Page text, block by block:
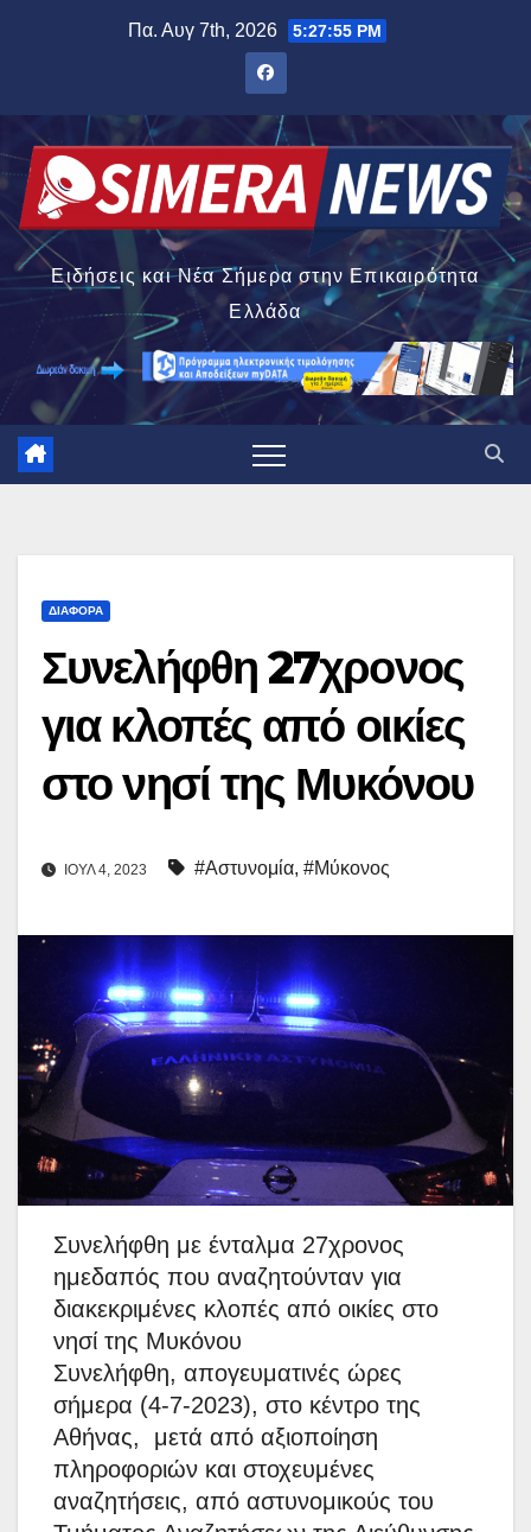
Πα. Αυγ 7th, 2026 5:27:56 PM
Ειδήσεις και Νέα Σήμερα στην Επικαιρότητα
Ελλάδα
ΔΙΆΦΟΡΑ
Συνελήφθη 27χρονος
για κλοπές από οικίες
στο νησί της Μυκόνου
ΙΟΎΛ 4, 2023 #Αστυνομία, #Μύκονος
Συνελήφθη με ένταλμα 27χρονος
ημεδαπός που αναζητούνταν για
διακεκριμένες κλοπές από οικίες στο
νησί της Μυκόνου
Συνελήφθη, απογευματινές ώρες
σήμερα (4-7-2023), στο κέντρο της
Αθήνας, μετά από αξιοποίηση
πληροφοριών και στοχευμένες
αναζητήσεις, από αστυνομικούς του